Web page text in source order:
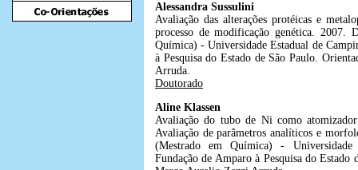
Alessandra Sussulini
Avaliação das alterações protéicas e
processo de modificação genética. 2007.
Química) - Universidade Estadual de
à Pesquisa do Estado de São Paulo.
Arruda.
Doutorado
Aline Klassen
Avaliação do tubo de Ni como
Avaliação de parâmetros analíticos e
(Mestrado em Química) - Universidade
Fundação de Amparo à Pesquisa do Estado